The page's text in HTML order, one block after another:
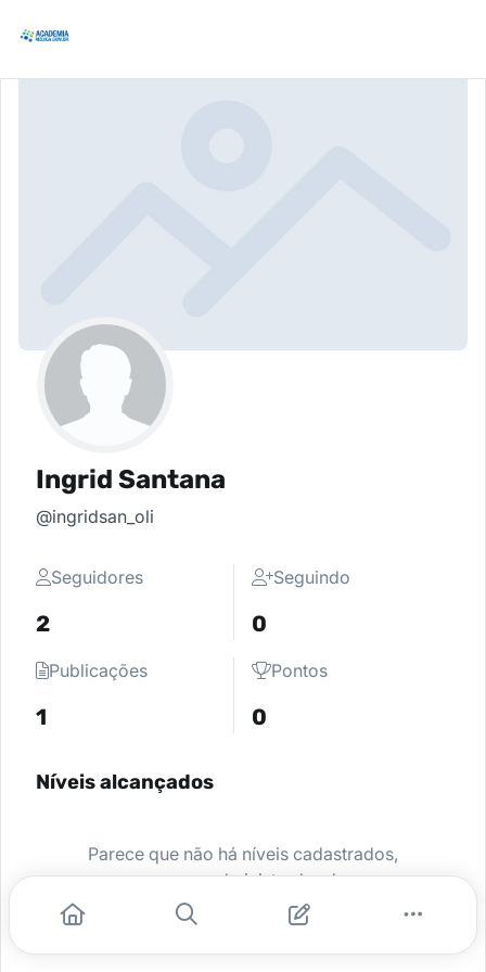
Ingrid Santana
@ingridsan_oli
Seguidores
2
Seguindo
0
Publicações
1
Pontos
0
Níveis alcançados
Parece que não há níveis cadastrados,
peça para o administrador da sua
comunidade ativar e comece a se